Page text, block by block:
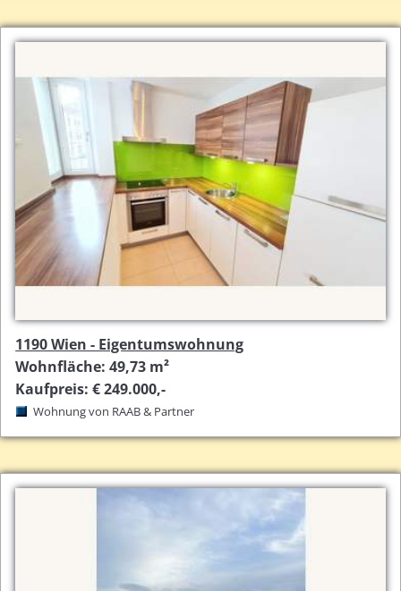
1190 Wien - Eigentumswohnung
Wohnfläche: 49,73 m²
Kaufpreis: € 249.000,-
Wohnung von RAAB & Partner